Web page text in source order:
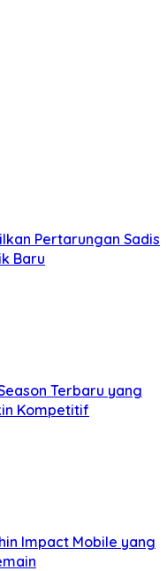
Pertarungan Sadis
Baru
Terbaru yang
Kompetitif
Impact Mobile yang